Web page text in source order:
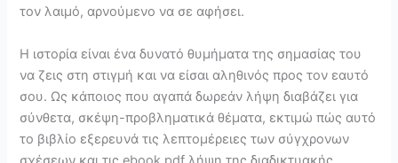
τον λαιμό, αρνούμενο να σε αφήσει.
Η ιστορία είναι ένα δυνατό θυμήματα της σημασίας του
να ζεις στη στιγμή και να είσαι αληθινός προς τον εαυτό
σου. Ως κάποιος που αγαπά δωρεάν λήψη διαβάζει για
σύνθετα, σκέψη-προβληματικά θέματα, εκτιμώ πώς αυτό
το βιβλίο εξερευνά τις λεπτομέρειες των σύγχρονων